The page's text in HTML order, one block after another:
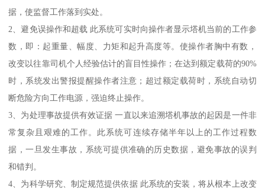
据，使监督工作落到实处。
2、避免误操作和超载 此系统可实时向操作者显示塔机当前的工作参
数，即：起重量、幅度、力矩和起升高度等。使操作者胸中有数，
改变以往靠司机个人经验估计的盲目性操作；在达到额定载荷的90%
时，系统发出警报提醒操作者注意；超过额定载荷时，系统自动切
断危险方向工作电源，强迫终止操作。
3、为处理事故提供有效证据 一直以来追溯塔机事故的起因是一件非
常复杂且艰难的工作。此系统可连续存储半年以上的工作过程数
据，一旦发生事故，系统可提供准确的历史数据，避免事故的误判
和错判。
4、为科学研究、制定规范提供依据 此系统的安装，将从根本上改变